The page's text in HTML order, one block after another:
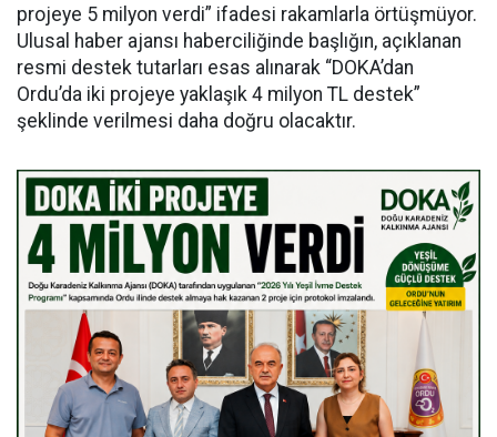
projeye 5 milyon verdi” ifadesi rakamlarla örtüşmüyor.
Ulusal haber ajansı haberciliğinde başlığın, açıklanan
resmi destek tutarları esas alınarak “DOKA’dan
Ordu’da iki projeye yaklaşık 4 milyon TL destek”
şeklinde verilmesi daha doğru olacaktır.